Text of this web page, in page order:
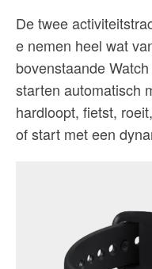
De twee
e nemen heel wat
bovenstaande
starten automatisch
hardloopt, fietst,
of start met een